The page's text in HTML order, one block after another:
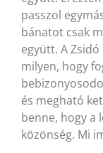
passzol
bánatot csak
együtt. A
milyen, hogy
és megható
benne, hogy a
közönség. Mi